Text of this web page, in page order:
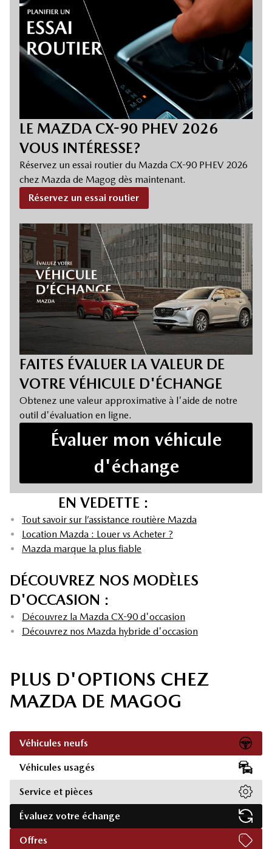
LE MAZDA CX-90 PHEV 2026
VOUS INTÉRESSE?
Réservez un essai routier du Mazda CX-90 PHEV 2026
chez Mazda de Magog dès maintenant.
Réservez un essai routier
FAITES ÉVALUER LA VALEUR DE
VOTRE VÉHICULE D'ÉCHANGE
Obtenez une valeur approximative à l'aide de notre
outil d'évaluation en ligne.
Évaluer mon véhicule
d'échange
EN VEDETTE :
•
Tout savoir sur l’assistance routière Mazda
•
Location Mazda : Louer vs Acheter ?
•
Mazda marque la plus fiable
DÉCOUVREZ NOS MODÈLES
D'OCCASION :
•
Découvrez la Mazda CX-90 d'occasion
•
Découvrez nos Mazda hybride d'occasion
PLUS D'OPTIONS CHEZ
MAZDA DE MAGOG
Véhicules neufs
Véhicules usagés
Service et pièces
Évaluez votre échange
Offres